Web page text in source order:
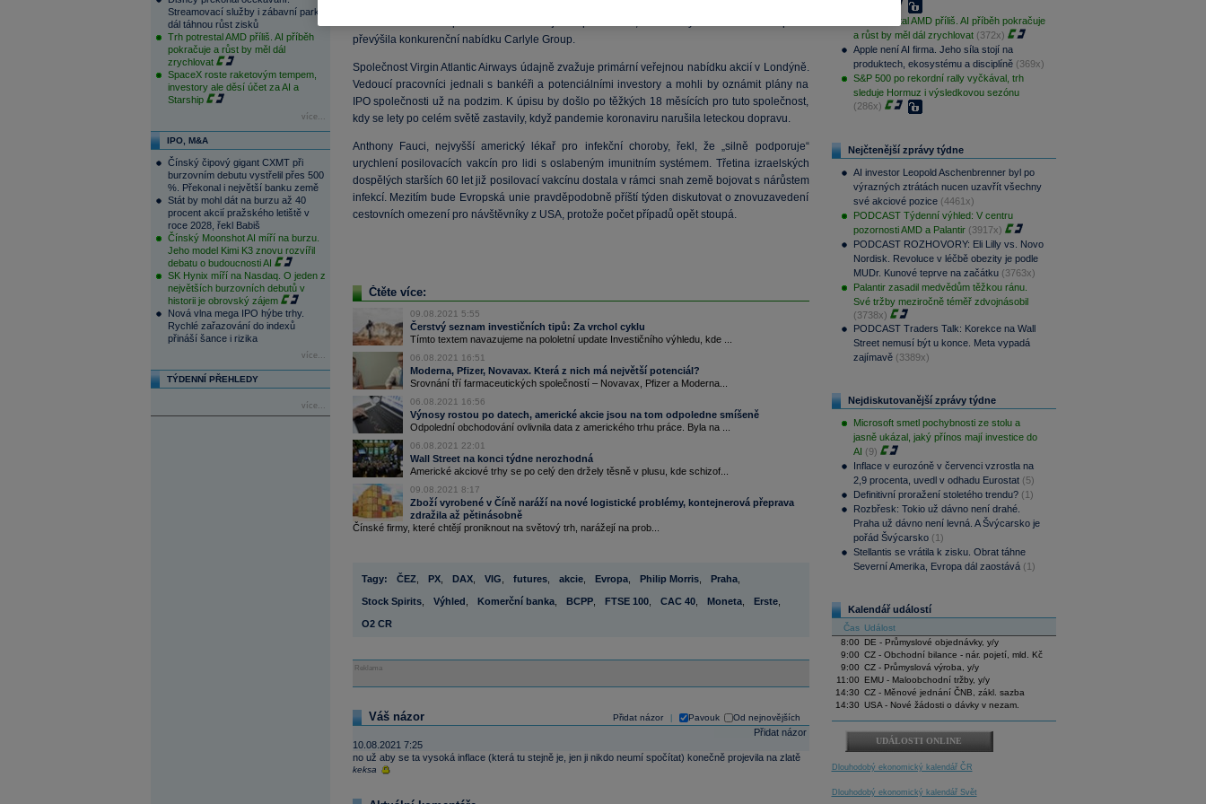
Streamovací služby i zábavní parky
dál táhnou růst zisků
Trh potrestal AMD příliš. AI příběh
pokračuje a růst by měl dál
zrychlovat
SpaceX roste raketovým tempem,
investory ale děsí účet za AI a
Starship
více...
IPO, M&A
Čínský čipový gigant CXMT při
burzovním debutu vystřelil přes 500
%. Překonal i největší banku země
Stát by mohl dát na burzu až 40
procent akcií pražského letiště v
roce 2028, řekl Babiš
Čínský Moonshot AI míří na burzu.
Jeho model Kimi K3 znovu rozvířil
debatu o budoucnosti AI
SK Hynix míří na Nasdaq. O jeden z
největších burzovních debutů v
historii je obrovský zájem
Nová vlna mega IPO hýbe trhy.
Rychlé zařazování do indexů
přináší šance i rizika
více...
TÝDENNÍ PŘEHLEDY
více...
převýšila konkurenční nabídku Carlyle Group.
Společnost Virgin Atlantic Airways údajně zvažuje primární veřejnou nabídku akcií v Londýně.
Vedoucí pracovníci jednali s bankéři a potenciálními investory a mohli by oznámit plány na
IPO společnosti už na podzim. K úpisu by došlo po těžkých 18 měsících pro tuto společnost,
kdy se lety po celém světě zastavily, když pandemie koronaviru narušila leteckou dopravu.
Anthony Fauci, nejvyšší americký lékař pro infekční choroby, řekl, že „silně podporuje“
urychlení posilovacích vakcín pro lidi s oslabeným imunitním systémem. Třetina izraelských
dospělých starších 60 let již posilovací vakcínu dostala v rámci snah země bojovat s nárůstem
infekcí. Mezitím bude Evropská unie pravděpodobně příští týden diskutovat o znovuzavedení
cestovních omezení pro návštěvníky z USA, protože počet případů opět stoupá.
Čtěte více:
09.08.2021 5:55
Čerstvý seznam investičních tipů: Za vrchol cyklu
Tímto textem navazujeme na pololetní update Investičního výhledu, kde ...
06.08.2021 16:51
Moderna, Pfizer, Novavax. Která z nich má největší potenciál?
Srovnání tří farmaceutických společností – Novavax, Pfizer a Moderna...
06.08.2021 16:56
Výnosy rostou po datech, americké akcie jsou na tom odpoledne smíšeně
Odpolední obchodování ovlivnila data z amerického trhu práce. Byla na ...
06.08.2021 22:01
Wall Street na konci týdne nerozhodná
Americké akciové trhy se po celý den držely těsně v plusu, kde schizof...
09.08.2021 8:17
Zboží vyrobené v Číně naráží na nové logistické problémy, kontejnerová přeprava
zdražila až pětinásobně
Čínské firmy, které chtějí proniknout na světový trh, narážejí na prob...
Tagy: ČEZ PX, DAX, VIG futures, akcie, Evropa, Philip Morris, Praha,
Stock Spirits, Výhled Komerční banka, BCPP, FTSE 100, CAC 40, Moneta, Erste,
O2 CR
Reklama
Přidat názor Pavouk Od nejnovějších
Váš názor
Přidat názor
10.08.2021 7:25
no už aby se ta vysoká inflace (která tu stejně je, jen ji nikdo neumí spočítat) konečně projevila na zlatě
keksa
Trh potrestal AMD příliš. AI příběh pokračuje
a růst by měl dál zrychlovat (372x)
Apple není AI firma. Jeho síla stojí na
produktech, ekosystému a disciplíně (369x)
S&P 500 po rekordní rally vyčkával, trh
sleduje Hormuz i výsledkovou sezónu
(286x)
Nejčtenější zprávy týdne
AI investor Leopold Aschenbrenner byl po
výrazných ztrátách nucen uzavřít všechny
své akciové pozice (4461x)
PODCAST Týdenní výhled: V centru
pozornosti AMD a Palantir (3917x)
PODCAST ROZHOVORY: Eli Lilly vs. Novo
Nordisk. Revoluce v léčbě obezity je podle
MUDr. Kunové teprve na začátku (3763x)
Palantir zasadil medvědům těžkou ránu.
Své tržby meziročně téměř zdvojnásobil
(3738x)
PODCAST Traders Talk: Korekce na Wall
Street nemusí být u konce. Meta vypadá
zajímavě (3389x)
Nejdiskutovanější zprávy týdne
Microsoft smetl pochybnosti ze stolu a
jasně ukázal, jaký přínos mají investice do
AI (9)
Inflace v eurozóně v červenci vzrostla na
2,9 procenta, uvedl v odhadu Eurostat (5)
Definitivní proražení stoletého trendu? (1)
Rozbřesk: Tokio už dávno není drahé.
Praha už dávno není levná. A Švýcarsko je
pořád Švýcarsko (1)
Stellantis se vrátila k zisku. Obrat táhne
Severní Amerika, Evropa dál zaostává (1)
Kalendář událostí
Čas Událost
8:00
DE - Průmyslové objednávky, y/y
9:00 CZ - Obchodní bilance - nár. pojetí, mld. Kč
9:00 CZ - Průmyslová výroba, y/y
11:00
EMU - Maloobchodní tržby, y/y
14:30 CZ - Měnové jednání ČNB, zákl. sazba
14:30 USA - Nové žádosti o dávky v nezam.
UDÁLOSTI ONLINE
Dlouhodobý ekonomický kalendář ČR
Dlouhodobý ekonomický kalendář Svět